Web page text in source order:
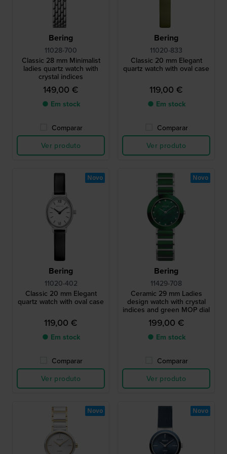
Bering
11028-700
Classic 28 mm Minimalist
ladies quartz watch with
crystal indices
149,00 €
● Em stock
Comparar
Ver produto
Bering
11020-833
Classic 20 mm Elegant
quartz watch with oval case
119,00 €
● Em stock
Comparar
Ver produto
Bering
11020-402
Classic 20 mm Elegant
quartz watch with oval case
119,00 €
● Em stock
Comparar
Ver produto
Novo
Bering
11429-708
Ceramic 29 mm Ladies
design watch with crystal
indices and green MOP dial
199,00 €
● Em stock
Comparar
Ver produto
Novo
Novo Novo